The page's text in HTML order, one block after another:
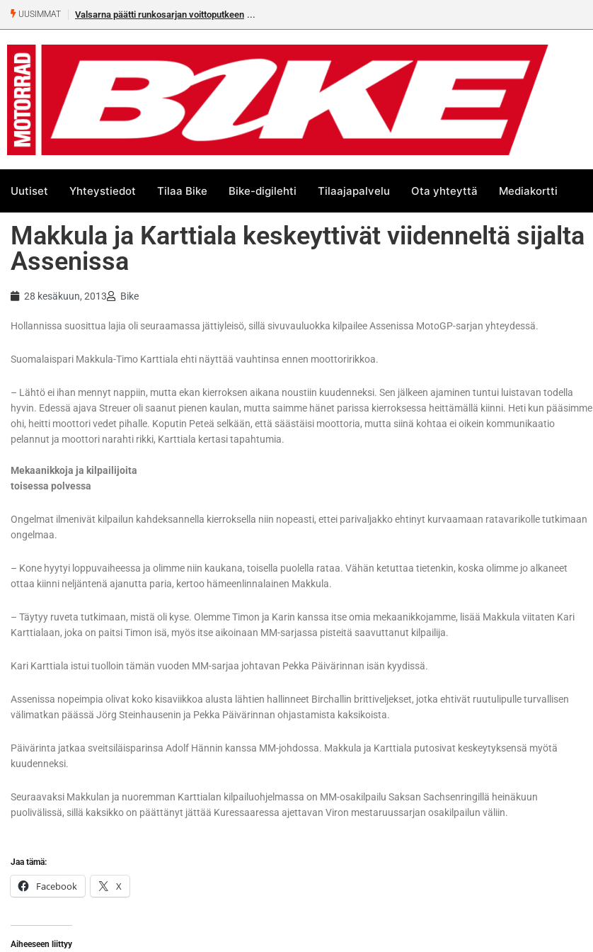
UUSIMMAT Valsarna päätti runkosarjan voittoputkeen
Uutiset Yhteystiedot Tilaa Bike Bike-digilehti Tilaajapalvelu Ota yhteyttä Mediakortti
Makkula ja Karttiala keskeyttivät viidenneltä sijalta
Assenissa
28 kesäkuun, 2013 Bike
Hollannissa suosittua lajia oli seuraamassa jättiyleisö, sillä sivuvauluokka kilpailee Assenissa MotoGP-sarjan yhteydessä.
Suomalaispari Makkula-Timo Karttiala ehti näyttää vauhtinsa ennen moottoririkkoa.
– Lähtö ei ihan mennyt nappiin, mutta ekan kierroksen aikana noustiin kuudenneksi. Sen jälkeen ajaminen tuntui luistavan todella
hyvin. Edessä ajava Streuer oli saanut pienen kaulan, mutta saimme hänet parissa kierroksessa heittämällä kiinni. Heti kun pääsimme
ohi, heitti moottori vedet pihalle. Koputin Peteä selkään, että säästäisi moottoria, mutta siinä kohtaa ei oikein kommunikaatio
pelannut ja moottori narahti rikki, Karttiala kertasi tapahtumia.
Mekaanikkoja ja kilpailijoita
toisessa polvessa
Ongelmat ilmenivät kilpailun kahdeksannella kierroksella niin nopeasti, ettei parivaljakko ehtinyt kurvaamaan ratavarikolle tutkimaan
ongelmaa.
– Kone hyytyi loppuvaiheessa ja olimme niin kaukana, toisella puolella rataa. Vähän ketuttaa tietenkin, koska olimme jo alkaneet
ottaa kiinni neljäntenä ajanutta paria, kertoo hämeenlinnalainen Makkula.
– Täytyy ruveta tutkimaan, mistä oli kyse. Olemme Timon ja Karin kanssa itse omia mekaanikkojamme, lisää Makkula viitaten Kari
Karttialaan, joka on paitsi Timon isä, myös itse aikoinaan MM-sarjassa pisteitä saavuttanut kilpailija.
Kari Karttiala istui tuolloin tämän vuoden MM-sarjaa johtavan Pekka Päivärinnan isän kyydissä.
Assenissa nopeimpia olivat koko kisaviikkoa alusta lähtien hallinneet Birchallin brittiveljekset, jotka ehtivät ruutulipulle turvallisen
välimatkan päässä Jörg Steinhausenin ja Pekka Päivärinnan ohjastamista kaksikoista.
Päivärinta jatkaa sveitsiläisparinsa Adolf Hännin kanssa MM-johdossa. Makkula ja Karttiala putosivat keskeytyksensä myötä
kuudenneksi.
Seuraavaksi Makkulan ja nuoremman Karttialan kilpailuohjelmassa on MM-osakilpailu Saksan Sachsenringillä heinäkuun
puolivälissä, sillä kaksikko on päättänyt jättää Kuressaaressa ajettavan Viron mestaruussarjan osakilpailun väliin.
Jaa tämä:
Facebook X
Aiheeseen liittyy